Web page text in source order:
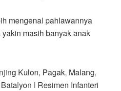
mengenal pahlawannya
masih banyak anak
Kulon, Pagak, Malang,
I Resimen Infanteri